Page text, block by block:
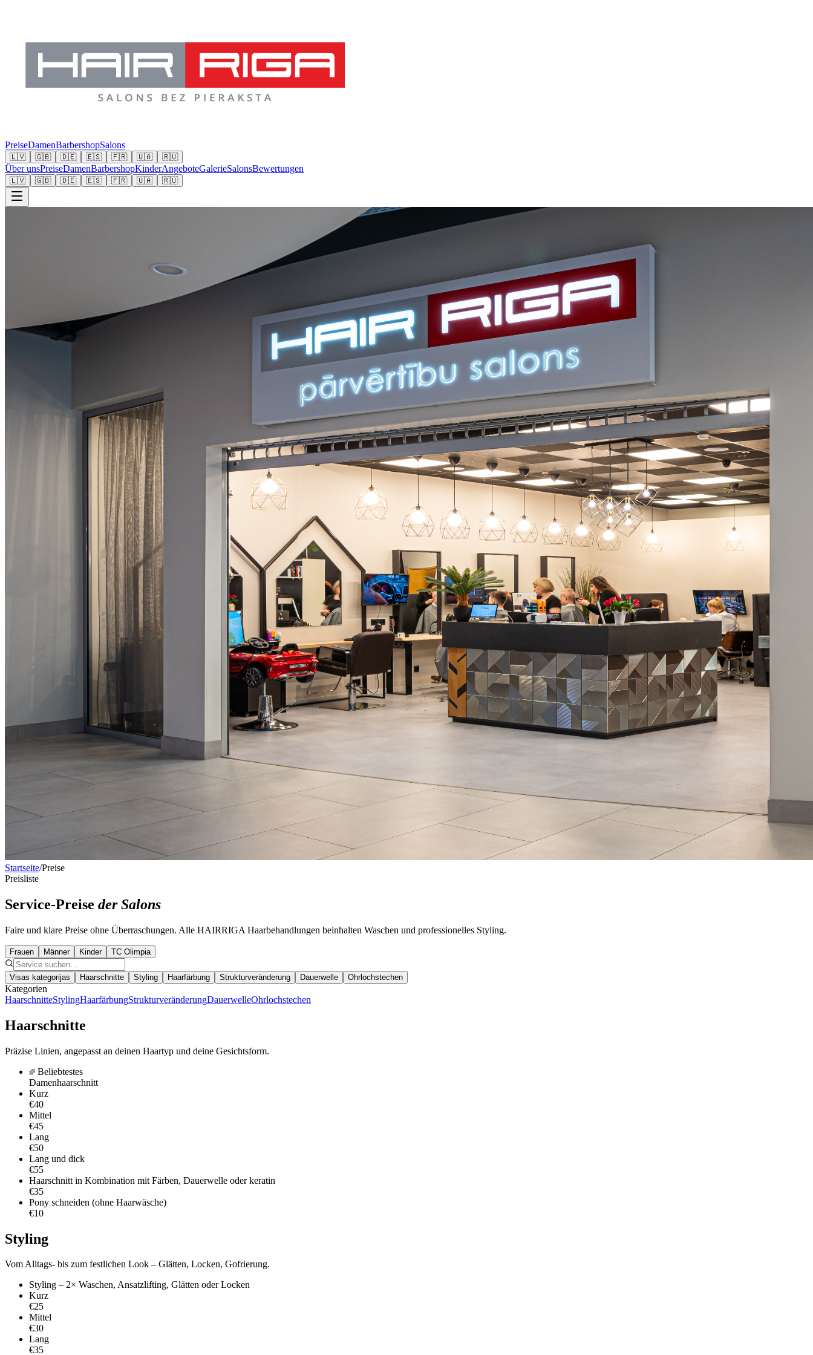
PreiseDamenBarbershopSalons
🇱🇻 🇬🇧 🇩🇪 🇪🇸 🇫🇷 🇺🇦 🇷🇺
Über unsPreiseDamenBarbershopKinderAngeboteGalerieSalonsBewertungen
🇱🇻 🇬🇧 🇩🇪 🇪🇸 🇫🇷 🇺🇦 🇷🇺
Startseite/Preise
Preisliste
Service-Preise der Salons
Faire und klare Preise ohne Überraschungen. Alle HAIRRIGA Haarbehandlungen beinhalten Waschen und professionelles Styling.
Frauen Männer Kinder TC Olimpia
Visas kategorijas Haarschnitte Styling Haarfärbung Strukturveränderung Dauerwelle Ohrlochstechen
Kategorien
HaarschnitteStylingHaarfärbungStrukturveränderungDauerwelleOhrlochstechen
Haarschnitte
Präzise Linien, angepasst an deinen Haartyp und deine Gesichtsform.
Beliebtestes
Damenhaarschnitt
Kurz
€40
Mittel
€45
Lang
€50
Lang und dick
€55
Haarschnitt in Kombination mit Färben, Dauerwelle oder keratin
€35
Pony schneiden (ohne Haarwäsche)
€10
Styling
Vom Alltags- bis zum festlichen Look – Glätten, Locken, Gofrierung.
Styling – 2× Waschen, Ansatzlifting, Glätten oder Locken
Kurz
€25
Mittel
€30
Lang
€35